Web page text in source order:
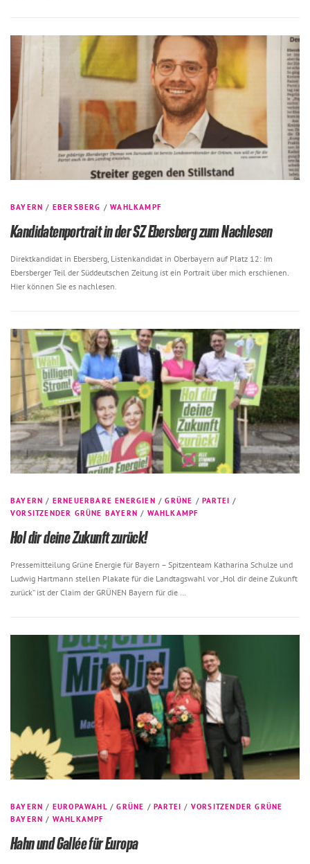
BAYERN / EBERSBERG /WAHLKAMPF
Kandidatenportrait in der SZ Ebersberg zum Nachlesen
Direktkandidat in Ebersberg, Listenkandidat in Oberbayern auf Platz 12: Im
Ebersberger Teil der Süddeutschen Zeitung ist ein Portrait über mich erschienen.
Hier können Sie es nachlesen.
BAYERN / ERNEUERBARE ENERGIEN /GRÜNE /PARTEI /
VORSITZENDER GRÜNE BAYERN / WAHLKAMPF
Hol dir deine Zukunft zurück!
Pressemitteilung Grüne Energie für Bayern – Spitzenteam Katharina Schulze und
Ludwig Hartmann stellen Plakate für die Landtagswahl vor „Hol dir deine Zukunft
zurück“ ist der Claim der GRÜNEN Bayern für die …
BAYERN / EUROPAWAHL /GRÜNE /PARTEI / VORSITZENDER GRÜNE
BAYERN / WAHLKAMPF
Hahn und Gallée für Europa